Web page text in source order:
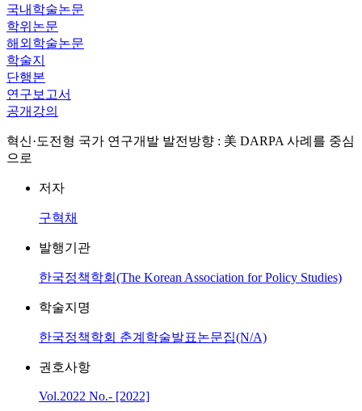
국내학술논문
학위논문
해외학술논문
학술지
단행본
연구보고서
공개강의
혁신·도전형 국가 연구개발 발전방향 : 美 DARPA 사례를 중심
으로
저자
구혁채
발행기관
한국정책학회(The Korean Association for Policy Studies)
학술지명
한국정책학회 춘계학술발표논문집(N/A)
권호사항
Vol.2022 No.- [2022]